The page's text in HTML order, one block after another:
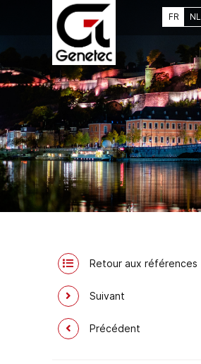
FR NL
Retour aux références
Suivant
Précédent